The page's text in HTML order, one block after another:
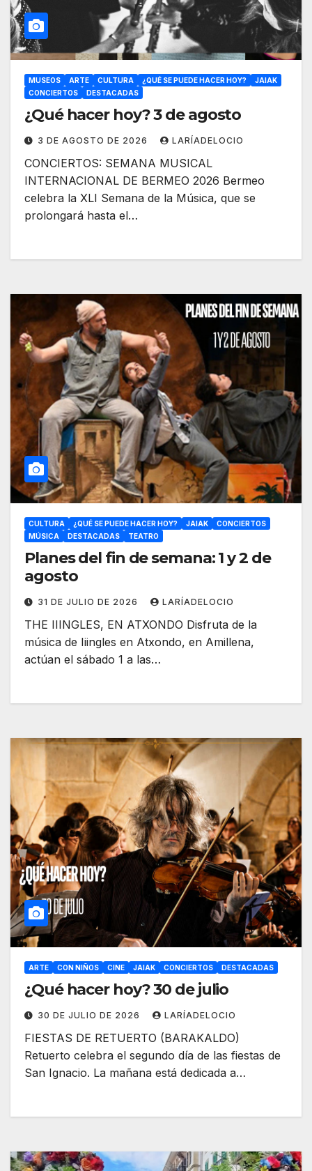
MUSEOS ARTE CULTURA ¿QUÉ SE PUEDE HACER HOY?
JAIAK
CONCIERTOS
DESTACADAS
¿Qué hacer hoy? 3 de agosto
3 DE AGOSTO DE 2026 LARÍADELOCIO
CONCIERTOS: SEMANA MUSICAL
INTERNACIONAL DE BERMEO 2026 Bermeo
celebra la XLI Semana de la Música, que se
prolongará hasta el…
CULTURA ¿QUÉ SE PUEDE HACER HOY? JAIAK
CONCIERTOS
MÚSICA
DESTACADAS TEATRO
Planes del fin de semana: 1 y 2 de
agosto
31 DE JULIO DE 2026 LARÍADELOCIO
THE IIINGLES, EN ATXONDO Disfruta de la
música de Iiingles en Atxondo, en Amillena,
actúan el sábado 1 a las…
ARTE CON NIÑOS CINE JAIAK CONCIERTOS DESTACADAS
¿Qué hacer hoy? 30 de julio
30 DE JULIO DE 2026 LARÍADELOCIO
FIESTAS DE RETUERTO (BARAKALDO)
Retuerto celebra el segundo día de las fiestas de
San Ignacio. La mañana está dedicada a…